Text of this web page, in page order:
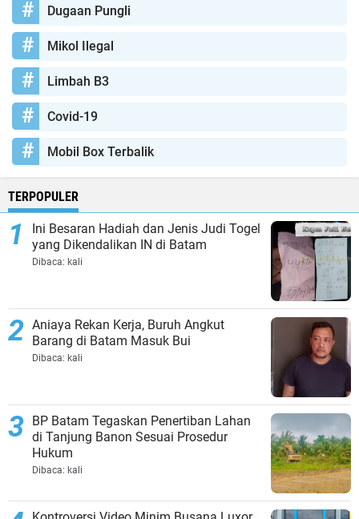
Dugaan Pungli
Mikol Ilegal
Limbah B3
Covid-19
Mobil Box Terbalik
TERPOPULER
Ini Besaran Hadiah dan Jenis Judi Togel
yang Dikendalikan IN di Batam
Dibaca: kali
Aniaya Rekan Kerja, Buruh Angkut
Barang di Batam Masuk Bui
Dibaca: kali
BP Batam Tegaskan Penertiban Lahan
di Tanjung Banon Sesuai Prosedur
Hukum
Dibaca: kali